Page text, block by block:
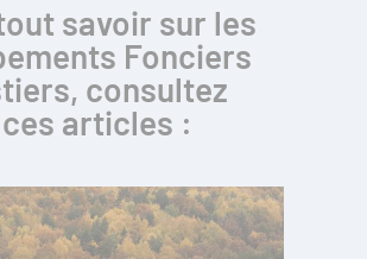
savoir sur les
Fonciers
consultez
articles :